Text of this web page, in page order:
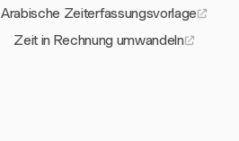
Arabische Zeiterfassungsvorlage
Zeit in Rechnung umwandeln